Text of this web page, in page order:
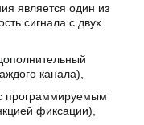
является один из
сигнала с двух
канала),
программируемым
фиксации),